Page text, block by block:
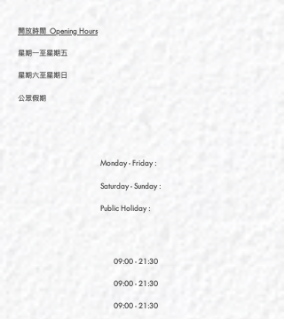
開放時間 Opening Hours
星期一至星期五
星期六至星期日
公眾假期
Monday - Friday :
Saturday- Sunday :
Public Holiday :
09:00 - 21:30
09:00 - 21:30
09:00 - 21:30